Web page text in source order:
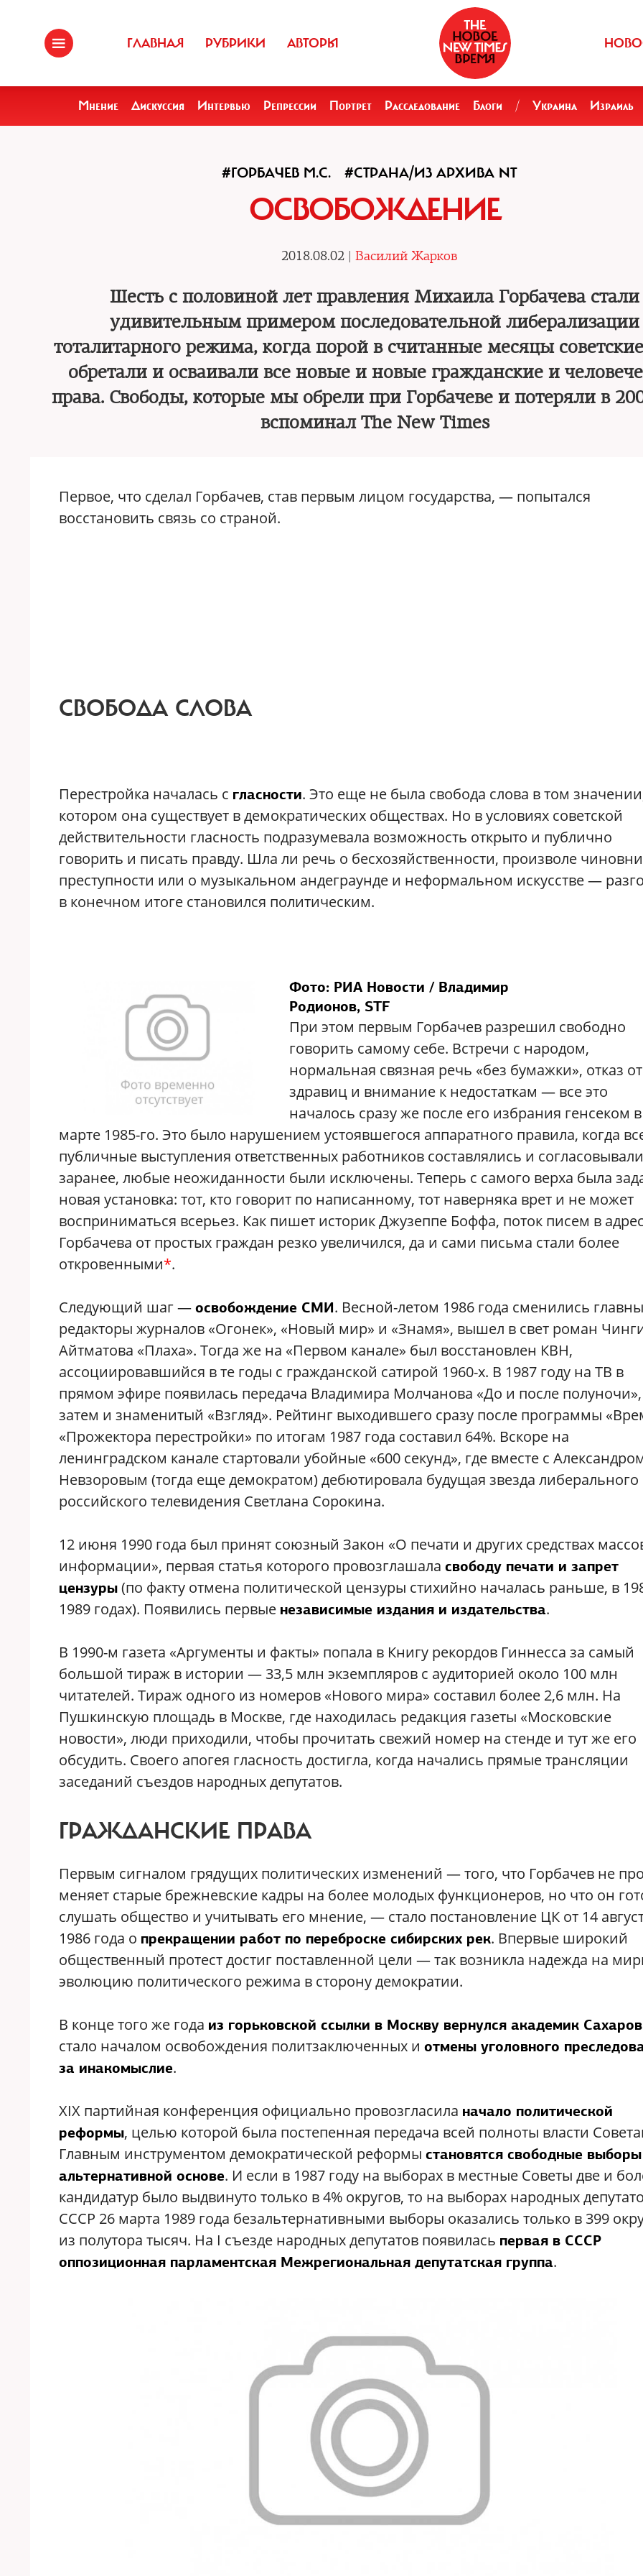
ГЛАВНАЯ РУБРИКИ АВТОРЫ
Мнение Дискуссия Интервью Репрессии Портрет Расследование Блоги / Украина Израиль
#ГОРБАЧЕВ М.С. #СТРАНА/ИЗ АРХИВА NT
ОСВОБОЖДЕНИЕ
2018.08.02 | Василий Жарков
Шесть с половиной лет правления Михаила Горбачева стали
удивительным примером последовательной либерализации
тоталитарного режима, когда порой в считанные месяцы
обретали и осваивали все новые и новые гражданские и
права. Свободы, которые мы обрели при Горбачеве и потеряли в
вспоминал The New Times
Первое, что сделал Горбачев, став первым лицом государства, — попытался
восстановить связь со страной.
СВОБОДА СЛОВА
Перестройка началась с гласности. Это еще не была свобода слова в том
котором она существует в демократических обществах. Но в условиях советской
действительности гласность подразумевала возможность открыто и публично
говорить и писать правду. Шла ли речь о бесхозяйственности, произволе
преступности или о музыкальном андеграунде и неформальном искусстве —
в конечном итоге становился политическим.
Фото: РИА Новости / Владимир
Родионов, STF
При этом первым Горбачев разрешил свободно
говорить самому себе. Встречи с народом,
нормальная связная речь «без бумажки», отказ от
здравиц и внимание к недостаткам — все это
началось сразу же после его избрания генсеком в
марте 1985-го. Это было нарушением устоявшегося аппаратного правила, когда
публичные выступления ответственных работников составлялись и
заранее, любые неожиданности были исключены. Теперь с самого верха была
новая установка: тот, кто говорит по написанному, тот наверняка врет и не может
восприниматься всерьез. Как пишет историк Джузеппе Боффа, поток писем в адрес
Горбачева от простых граждан резко увеличился, да и сами письма стали более
откровенными*.
Следующий шаг —освобождение СМИ. Весной-летом 1986 года сменились
редакторы журналов «Огонек», «Новый мир» и «Знамя», вышел в свет роман
Айтматова «Плаха». Тогда же на «Первом канале» был восстановлен КВН,
ассоциировавшийся в те годы с гражданской сатирой 1960-х. В 1987 году на ТВ в
прямом эфире появилась передача Владимира Молчанова «До и после
затем и знаменитый «Взгляд». Рейтинг выходившего сразу после программы
«Прожектора перестройки» по итогам 1987 года составил 64%. Вскоре на
ленинградском канале стартовали убойные «600 секунд», где вместе с
Невзоровым (тогда еще демократом) дебютировала будущая звезда либерального
российского телевидения Светлана Сорокина.
12 июня 1990 года был принят союзный Закон «О печати и других средствах
информации», первая статья которого провозглашала свободу печати и запрет
цензуры(по факту отмена политической цензуры стихийно началась раньше, в
1989 годах). Появились первые независимые издания и издательства.
В 1990-м газета «Аргументы и факты» попала в Книгу рекордов Гиннесса за самый
большой тираж в истории — 33,5 млн экземпляров с аудиторией около 100 млн
читателей. Тираж одного из номеров «Нового мира» составил более 2,6 млн. На
Пушкинскую площадь в Москве, где находилась редакция газеты «Московские
новости», люди приходили, чтобы прочитать свежий номер на стенде и тут же его
обсудить. Своего апогея гласность достигла, когда начались прямые трансляции
заседаний съездов народных депутатов.
ГРАЖДАНСКИЕ ПРАВА
Первым сигналом грядущих политических изменений — того, что Горбачев не
меняет старые брежневские кадры на более молодых функционеров, но что он
слушать общество и учитывать его мнение, — стало постановление ЦК от 14
1986 года о прекращении работ по переброске сибирских рек. Впервые широкий
общественный протест достиг поставленной цели — так возникла надежда на
эволюцию политического режима в сторону демократии.
В конце того же года из горьковской ссылки в Москву вернулся академик Сахаров
стало началом освобождения политзаключенных и отмены уголовного
за инакомыслие.
XIX партийная конференция официально провозгласила начало политической
реформы, целью которой была постепенная передача всей полноты власти
Главным инструментом демократической реформы становятся свободные
альтернативной основе. И если в 1987 году на выборах в местные Советы две и
кандидатур было выдвинуто только в 4% округов, то на выборах народных
СССР 26 марта 1989 года безальтернативными выборы оказались только в 399
из полутора тысяч. На I съезде народных депутатов появилась первая в СССР
оппозиционная парламентская Межрегиональная депутатская группа.